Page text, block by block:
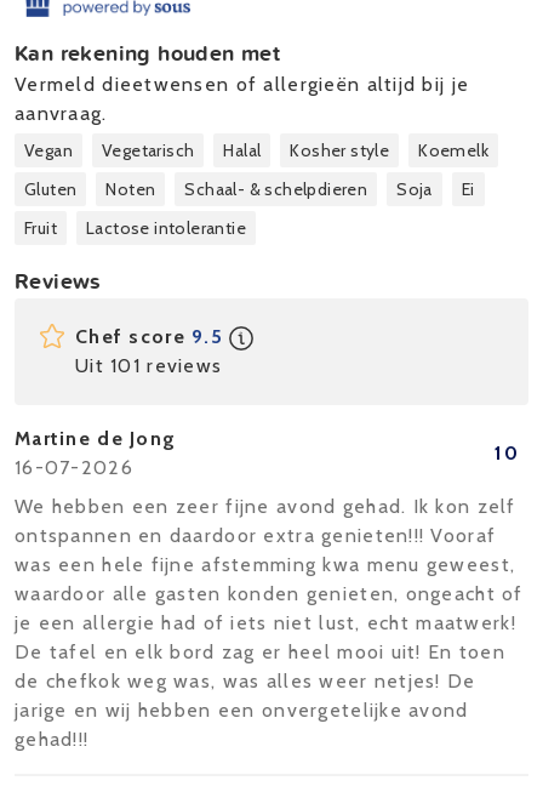
Kan rekening houden met
Vermeld dieetwensen of allergieën altijd bij je
aanvraag.
Vegan Vegetarisch Halal Kosher style
Koemelk
Gluten
Noten Schaal- & schelpdieren Soja
Ei
Fruit
Lactose intolerantie
Reviews
Chef score 9.5
Uit 101 reviews
Martine de Jong
16-07-2026
10
We hebben een zeer fijne avond gehad. Ik kon zelf
ontspannen en daardoor extra genieten!!! Vooraf
was een hele fijne afstemming kwa menu geweest,
waardoor alle gasten konden genieten, ongeacht of
je een allergie had of iets niet lust, echt maatwerk!
De tafel en elk bord zag er heel mooi uit! En toen
de chefkok weg was, was alles weer netjes! De
jarige en wij hebben een onvergetelijke avond
gehad!!!